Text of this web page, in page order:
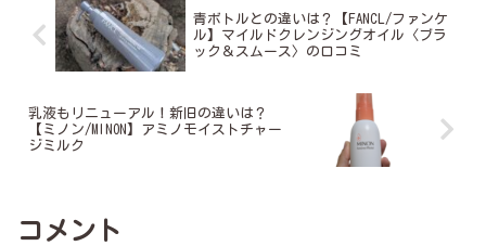
青ボトルとの違いは？【FANCL/ファンケ
ル】マイルドクレンジングオイル〈ブラ
ック＆スムース〉の口コミ
乳液もリニューアル！新旧の違いは？
【ミノン/MINON】アミノモイストチャー
ジミルク
コメント